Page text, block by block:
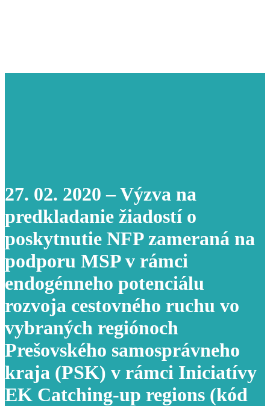
27. 02. 2020 – Výzva na
predkladanie žiadostí o
poskytnutie NFP zameraná na
podporu MSP v rámci
endogénneho potenciálu
rozvoja cestovného ruchu vo
vybraných regiónoch
Prešovského samosprávneho
kraja (PSK) v rámci Iniciatívy
EK Catching-up regions (kód